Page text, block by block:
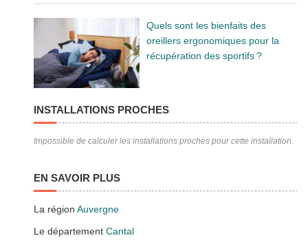
Quels sont les bienfaits des
oreillers ergonomiques pour la
récupération des sportifs ?
INSTALLATIONS PROCHES
Impossible de calculer les installations proches pour cette installation.
EN SAVOIR PLUS
La régionAuvergne
Le départementCantal